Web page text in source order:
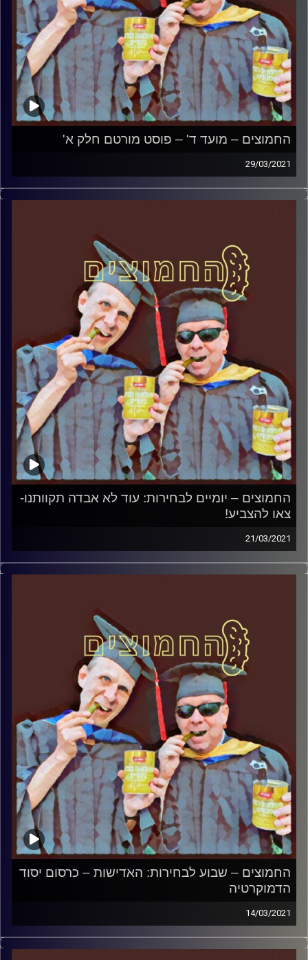
קרדיט תמונות:AudioVersity
החמוצים – מועד ד' – פוסט מורטם חלק א'
29/03/2021
החמוצים – בפעם הרביעית
עם פרופסור בועז בן-דוד ופרופסור גלעד
הירשברגר
והפעם: מועד ד' – פוסט מורטם חלק א
קרדיט תמונות:AudioVersity
החמוצים – יומיים לבחירות: עוד לא אבדה תקוותנו-
צאו להצביע!
21/03/2021
החמוצים – בפעם הרביעית
עם פרופסור בועז בן-דוד ופרופסור גלעד
הירשברגר
והפעם: יומיים לבחירות: עוד לא אבדה תקוותנו-
צאו להצביע!
קרדיט תמונות:AudioVersity
החמוצים – שבוע לבחירות: האדישות – כרסום יסוד
הדמוקרטיה
14/03/2021
החמוצים – בפעם הרביעית